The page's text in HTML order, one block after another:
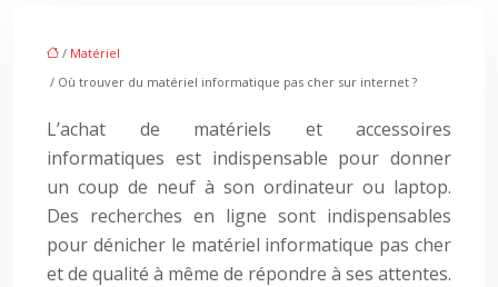
/ Matériel
/ Où trouver du matériel informatique pas cher sur internet ?
L’achat de matériels et accessoires
informatiques est indispensable pour donner
un coup de neuf à son ordinateur ou laptop.
Des recherches en ligne sont indispensables
pour dénicher le matériel informatique pas cher
et de qualité à même de répondre à ses attentes.